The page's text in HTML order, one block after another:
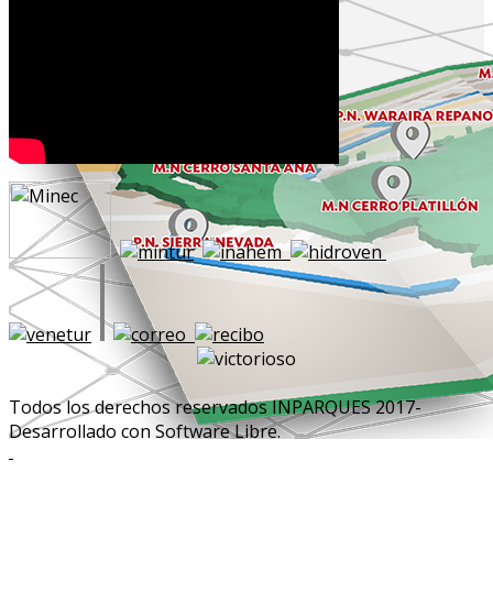
Todos los derechos reservados INPARQUES 2017-
Desarrollado con Software Libre.